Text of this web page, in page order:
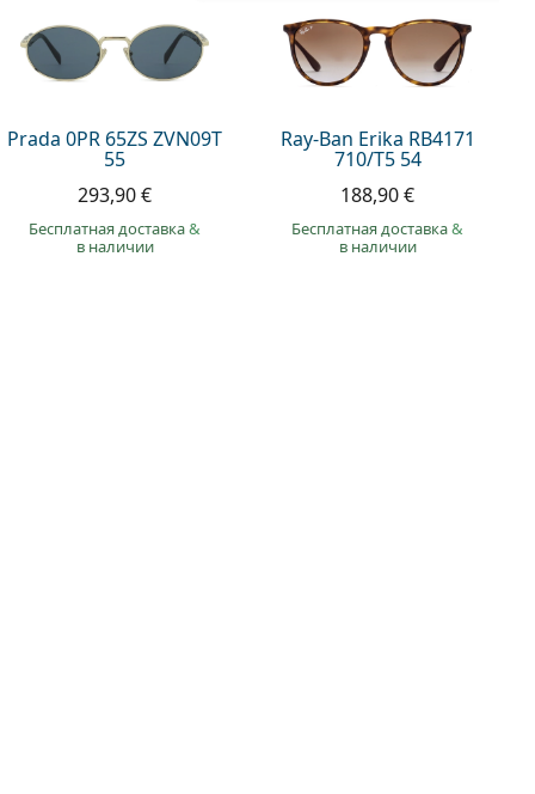
Prada 0PR 65ZS ZVN09T
55
293,90 €
Бесплатная доставка&
в наличии
Ray-Ban Erika RB4171
710/T5 54
188,90 €
Бесплатная доставка&
в наличии